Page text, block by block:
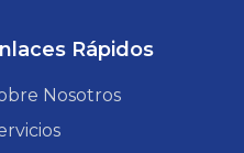
Rápidos
Nosotros